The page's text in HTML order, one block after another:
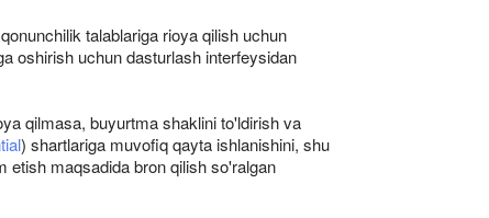
talablariga rioya qilish uchun
oshirish uchun dasturlash interfeysidan
qilmasa, buyurtma shaklini to'ldirish va
) shartlariga muvofiq qayta ishlanishini, shu
etish maqsadida bron qilish so'ralgan